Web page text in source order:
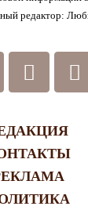
редактор: